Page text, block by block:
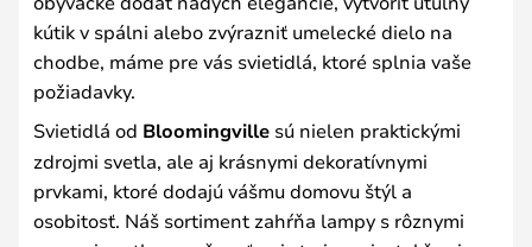
kútik v spálni alebo zvýrazniť umelecké dielo na
chodbe, máme pre vás svietidlá, ktoré splnia vaše
požiadavky.
Svietidlá od Bloomingville sú nielen praktickými
zdrojmi svetla, ale aj krásnymi dekoratívnymi
prvkami, ktoré dodajú vášmu domovu štýl a
osobitosť. Náš sortiment zahŕňa lampy s rôznymi